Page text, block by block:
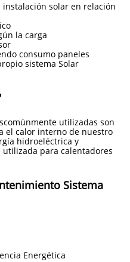
solar en relación
la carga
consumo paneles
sistema Solar
utilizadas son
el calor interno de nuestro
hidroeléctrica y
para calentadores
Sistema
Energética